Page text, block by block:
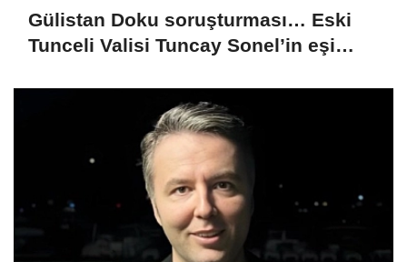
Gülistan Doku soruşturması… Eski
Tunceli Valisi Tuncay Sonel’in eşi